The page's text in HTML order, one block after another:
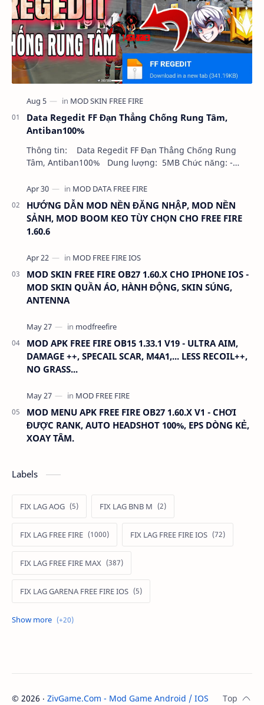
Data Regedit FF Đạn Thẳng Chống Rung Tâm,
Antiban100%
Thông tin: Data Regedit FF Đạn Thẳng Chống Rung
Tâm, Antiban100% Dung lượng: 5MB Chức năng: -
HƯỚNG DẪN MOD NỀN ĐĂNG NHẬP, MOD NỀN
SẢNH, MOD BOOM KEO TÙY CHỌN CHO FREE FIRE
1.60.6
MOD SKIN FREE FIRE OB27 1.60.X CHO IPHONE IOS -
MOD SKIN QUẦN ÁO, HÀNH ĐỘNG, SKIN SÚNG,
ANTENNA
MOD APK FREE FIRE OB15 1.33.1 V19 - ULTRA AIM,
DAMAGE ++, SPECAIL SCAR, M4A1,... LESS RECOIL++,
NO GRASS...
MOD MENU APK FREE FIRE OB27 1.60.X V1 - CHƠI
ĐƯỢC RANK, AUTO HEADSHOT 100%, EPS DÒNG KẺ,
XOAY TÂM.
Labels
FIX LAG AOG FIX LAG BNB M
FIX LAG FREE FIRE FIX LAG FREE FIRE IOS
FIX LAG FREE FIRE MAX
FIX LAG GARENA FREE FIRE IOS
FIX LAG LIÊN QUÂN MOBILE
MOD APK FREE FIRE MOD DATA FREE FIRE
© 2026 ‧ ZivGame.Com - Mod Game Android / IOS . All rights